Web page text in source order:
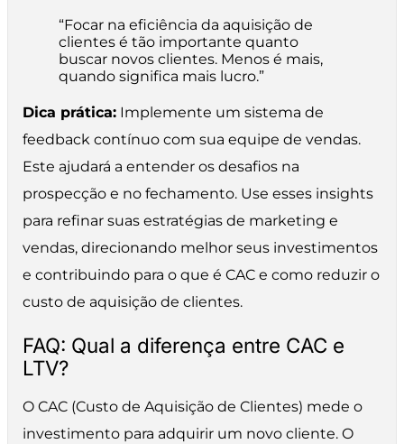
“Focar na eficiência da aquisição de
clientes é tão importante quanto
buscar novos clientes. Menos é mais,
quando significa mais lucro.”
Dica prática: Implemente um sistema de
feedback contínuo com sua equipe de vendas.
Este ajudará a entender os desafios na
prospecção e no fechamento. Use esses insights
para refinar suas estratégias de marketing e
vendas, direcionando melhor seus investimentos
e contribuindo para o que é CAC e como reduzir o
custo de aquisição de clientes.
FAQ: Qual a diferença entre CAC e
LTV?
O CAC (Custo de Aquisição de Clientes) mede o
investimento para adquirir um novo cliente. O